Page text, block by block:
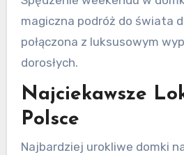
magiczna podróż do świata
połączona z luksusowym
dorosłych.
Najciekawsze
Polsce
Najbardziej urokliwe domki